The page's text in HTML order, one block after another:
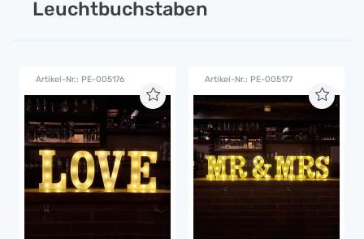
Leuchtbuchstaben
Artikel-Nr.: PE-005176 Artikel-Nr.: PE-005177